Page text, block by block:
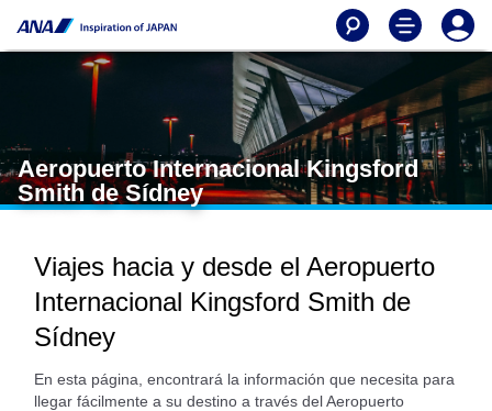
Aeropuerto Internacional Kingsford
Smith de Sídney
Viajes hacia y desde el Aeropuerto
Internacional Kingsford Smith de
Sídney
En esta página, encontrará la información que necesita para
llegar fácilmente a su destino a través del Aeropuerto